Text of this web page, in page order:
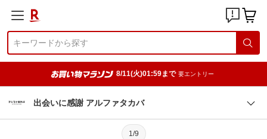
8/11(火)01:59まで 要エントリー
出会いに感謝 アルファタカバ
1/9